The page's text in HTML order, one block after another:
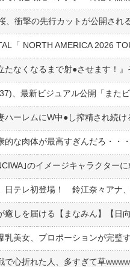
、衝撃の先行カットが公開され
「 NORTH AMERICA 2026
たなくなるまで射●︎させます！
ハーレムにW中●︎し搾精され続け
的な肉体が最高すぎんだろ・・
｣のイメージキャラクターに
日テレ初登場！ 鈴江奈々アナ
癒しを届ける【まなみん】【日向
で心折れた人、多すぎて草